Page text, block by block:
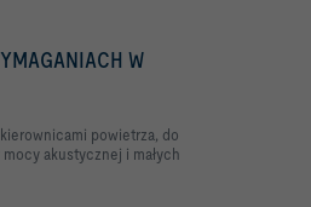
W
powietrza, do
akustycznej i małych